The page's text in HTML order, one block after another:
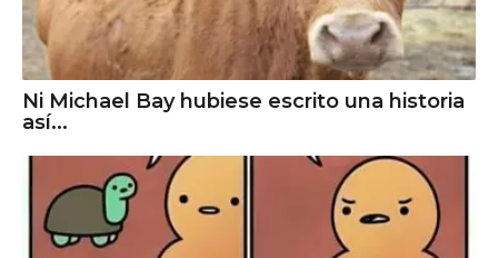
Ni Michael Bay hubiese escrito una historia
así...